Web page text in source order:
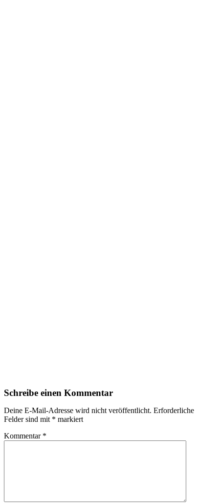
Schreibe einen Kommentar
Deine E-Mail-Adresse wird nicht veröffentlicht. Erforderliche
Felder sind mit * markiert
Kommentar *